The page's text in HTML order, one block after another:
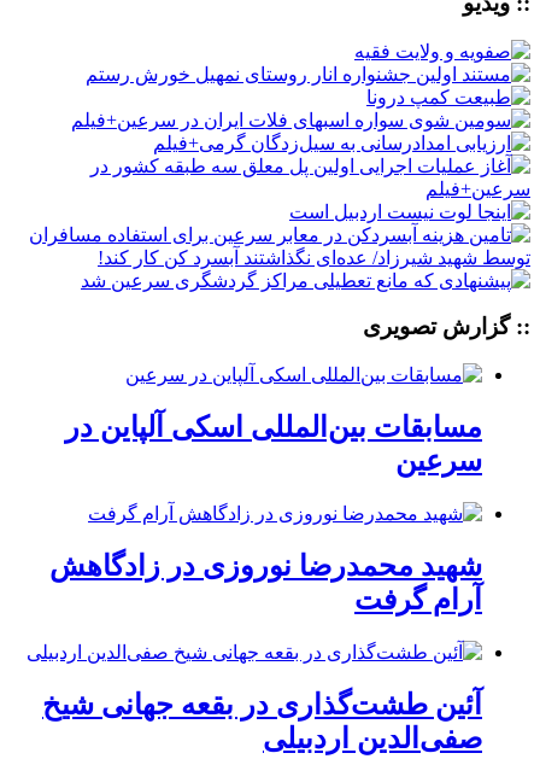
:: گزارش تصویری
مسابقات بین‌المللی اسکی آلپاین در
سرعین
شهید محمدرضا نوروزی در زادگاهش
آرام گرفت
آئین طشت‌گذاری در بقعه جهانی شیخ
صفی‌الدین اردبیلی